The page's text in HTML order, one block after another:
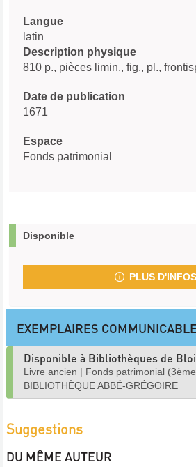
Langue
latin
Description physique
810 p., pièces limin., fig., pl.,
Date de publication
1671
Espace
Fonds patrimonial
Disponible
PLUS D'INFOS
EXEMPLAIRES
Disponible à Bibliothèques de
Livre ancien | Fonds patrimonial
BIBLIOTHÈQUE ABBÉ-GRÉGOIRE
Suggestions
DU MÊME AUTEUR